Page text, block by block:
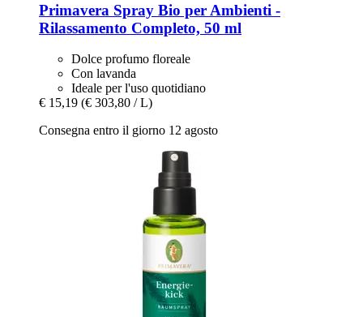
Primavera Spray Bio per Ambienti -​
Rilassamento Completo, 50 ml
Dolce profumo floreale
Con lavanda
Ideale per l'uso quotidiano
€ 15,19 (€ 303,80 / L)
Consegna entro il giorno 12 agosto